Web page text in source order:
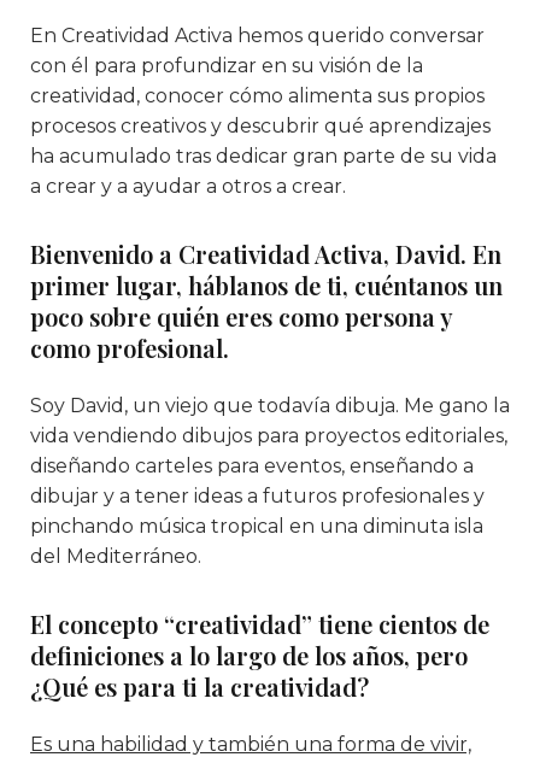
En Creatividad Activa hemos querido conversar
con él para profundizar en su visión de la
creatividad, conocer cómo alimenta sus propios
procesos creativos y descubrir qué aprendizajes
ha acumulado tras dedicar gran parte de su vida
a crear y a ayudar a otros a crear.
Bienvenido a Creatividad Activa, David. En
primer lugar, háblanos de ti, cuéntanos un
poco sobre quién eres como persona y
como profesional.
Soy David, un viejo que todavía dibuja. Me gano la
vida vendiendo dibujos para proyectos editoriales,
diseñando carteles para eventos, enseñando a
dibujar y a tener ideas a futuros profesionales y
pinchando música tropical en una diminuta isla
del Mediterráneo.
El concepto “creatividad” tiene cientos de
definiciones a lo largo de los años, pero
¿Qué es para ti la creatividad?
Es una habilidad y también una forma de vivir,